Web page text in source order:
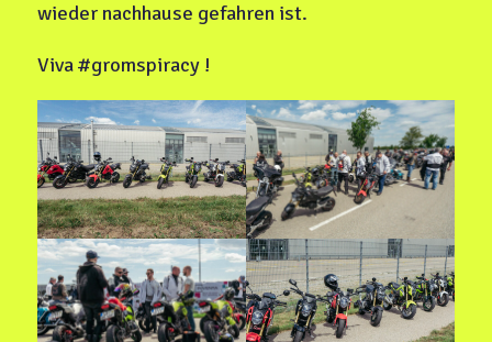
wieder nachhause gefahren ist.
Viva #gromspiracy !